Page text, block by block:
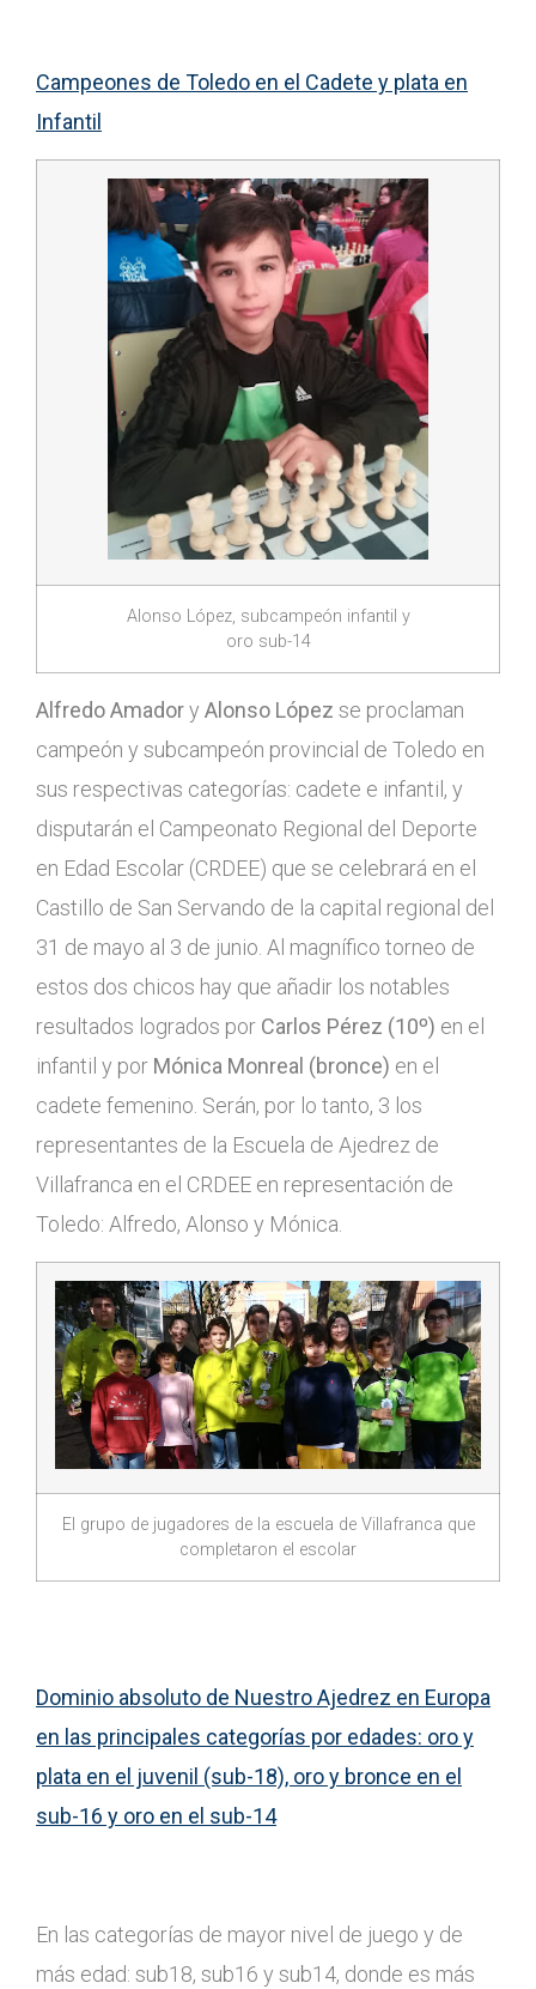
Campeones de Toledo en el Cadete y plata en
Infantil
Alonso López, subcampeón infantil y
oro sub-14
Alfredo Amadory Alonso López se proclaman
campeón y subcampeón provincial de Toledo en
sus respectivas categorías: cadete e infantil, y
disputarán el Campeonato Regional del Deporte
en Edad Escolar (CRDEE) que se celebrará en el
Castillo de San Servando de la capital regional del
31 de mayo al 3 de junio. Al magnífico torneo de
estos dos chicos hay que añadir los notables
resultados logrados por Carlos Pérez (10º) en el
infantil y por Mónica Monreal (bronce) en el
cadete femenino. Serán, por lo tanto, 3 los
representantes de la Escuela de Ajedrez de
Villafranca en el CRDEE en representación de
Toledo: Alfredo, Alonso y Mónica.
El grupo de jugadores de la escuela de Villafranca que
completaron el escolar
Dominio absoluto de Nuestro Ajedrez en Europa
en las principales categorías por edades: oro y
plata en el juvenil (sub-18), oro y bronce en el
sub-16 y oro en el sub-14
En las categorías de mayor nivel de juego y de
más edad: sub18, sub16 y sub14, donde es más